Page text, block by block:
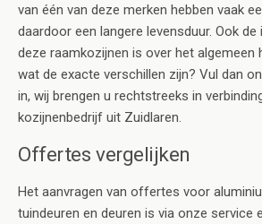
van één van deze merken hebben vaak
daardoor een langere levensduur. Ook
deze raamkozijnen is over het algemeen
wat de exacte verschillen zijn? Vul dan
in, wij brengen u rechtstreeks in
kozijnenbedrijf uit Zuidlaren.
Offertes vergelijken
Het aanvragen van offertes voor
tuindeuren en deuren is via onze service